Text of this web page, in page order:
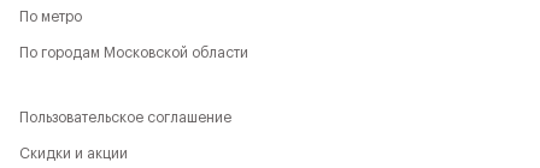
По метро
По городам Московской области
Пользовательское соглашение
Скидки и акции